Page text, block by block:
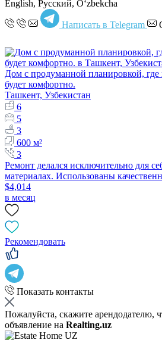
English, Русский, Oʻzbekcha
Написать в Telegram
Дом с продуманной планировкой,
будет комфортно.
Ташкент, Узбекистан
6
5
3
600 м²
3
Ремонт делался исключительно для
материалах. Использованы
$4,014
в месяц
Рекомендовать
Показать контакты
Пожалуйста, скажите арендодателю,
объявление на Realting.uz